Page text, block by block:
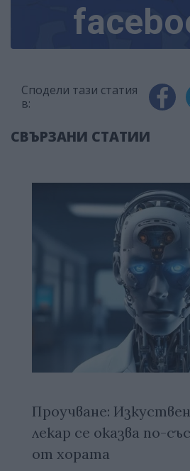
Сподели тази статия
в:
СВЪРЗАНИ СТАТИИ
Проучване:
лекар се оказва по-
от хората